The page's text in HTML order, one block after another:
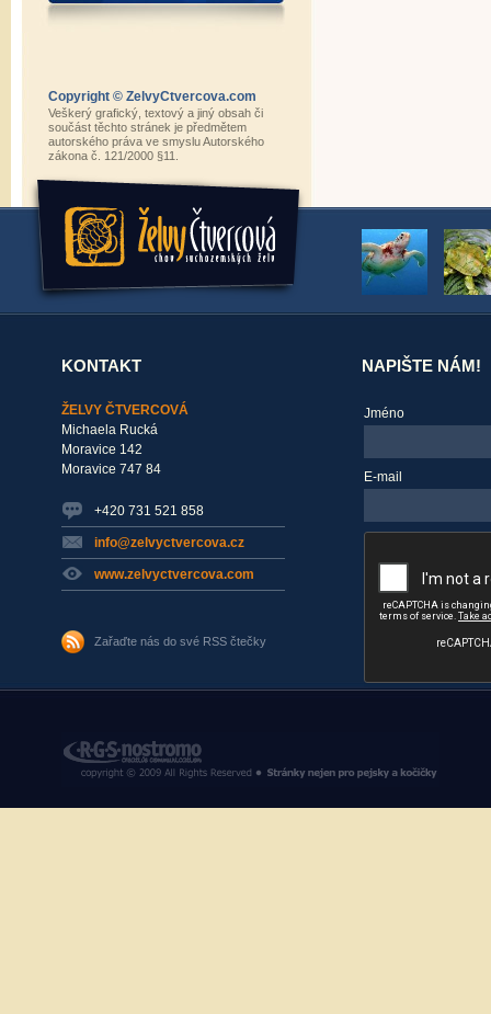
Copyright © ZelvyCtvercova.com
Veškerý grafický, textový a jiný obsah či
součást těchto stránek je předmětem
autorského práva ve smyslu Autorského
zákona č. 121/2000 §11.
KONTAKT
ŽELVY ČTVERCOVÁ
Michaela Rucká
Moravice 142
Moravice 747 84
+420 731 521 858
info@zelvyctvercova.cz
www.zelvyctvercova.com
Zařaďte nás do své RSS čtečky
NAPIŠTE NÁM!
Jméno
E-mail
RGS Nostromo